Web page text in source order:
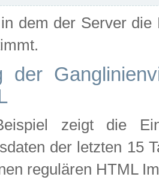
dem der Server
der
zeigt die
der letzten 15
regulären HTML